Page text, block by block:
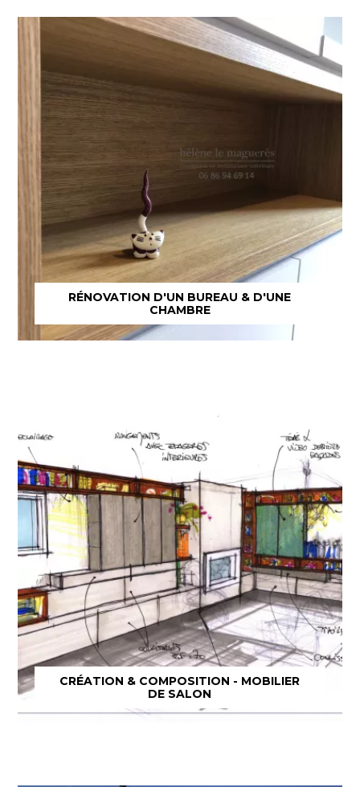
RÉNOVATION D'UN BUREAU & D'UNE
CHAMBRE
CRÉATION & COMPOSITION - MOBILIER
DE SALON